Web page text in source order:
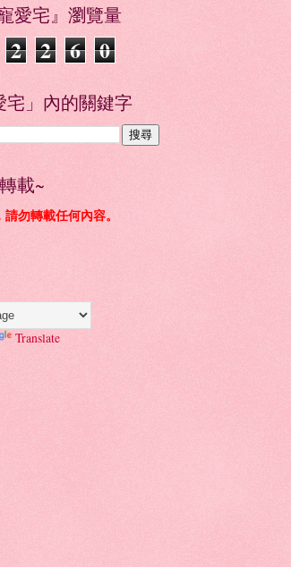
愛宅』瀏覽量
2 2 6 0
宅」內的關鍵字
載~
勿轉載任何內容。
Translate